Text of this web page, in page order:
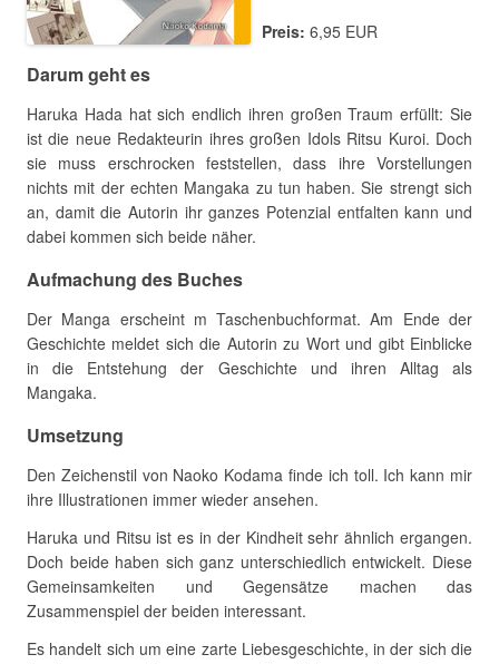
Preis: 6,95 EUR
Darum geht es
Haruka Hada hat sich endlich ihren großen Traum erfüllt: Sie
ist die neue Redakteurin ihres großen Idols Ritsu Kuroi. Doch
sie muss erschrocken feststellen, dass ihre Vorstellungen
nichts mit der echten Mangaka zu tun haben. Sie strengt sich
an, damit die Autorin ihr ganzes Potenzial entfalten kann und
dabei kommen sich beide näher.
Aufmachung des Buches
Der Manga erscheint m Taschenbuchformat. Am Ende der
Geschichte meldet sich die Autorin zu Wort und gibt Einblicke
in die Entstehung der Geschichte und ihren Alltag als
Mangaka.
Umsetzung
Den Zeichenstil von Naoko Kodama finde ich toll. Ich kann mir
ihre Illustrationen immer wieder ansehen.
Haruka und Ritsu ist es in der Kindheit sehr ähnlich ergangen.
Doch beide haben sich ganz unterschiedlich entwickelt. Diese
Gemeinsamkeiten und Gegensätze machen das
Zusammenspiel der beiden interessant.
Es handelt sich um eine zarte Liebesgeschichte, in der sich die